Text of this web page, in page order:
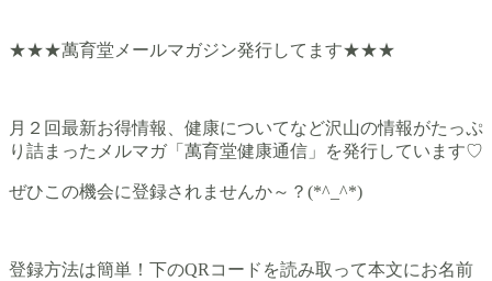
★★★萬育堂メールマガジン発行してます★★★
月２回最新お得情報、健康についてなど沢山の情報がたっぷ
り詰まったメルマガ「萬育堂健康通信」を発行しています♡
ぜひこの機会に登録されませんか～？(*^_^*)
登録方法は簡単！下のQRコードを読み取って本文にお名前